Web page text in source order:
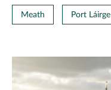
Meath Port Láirge